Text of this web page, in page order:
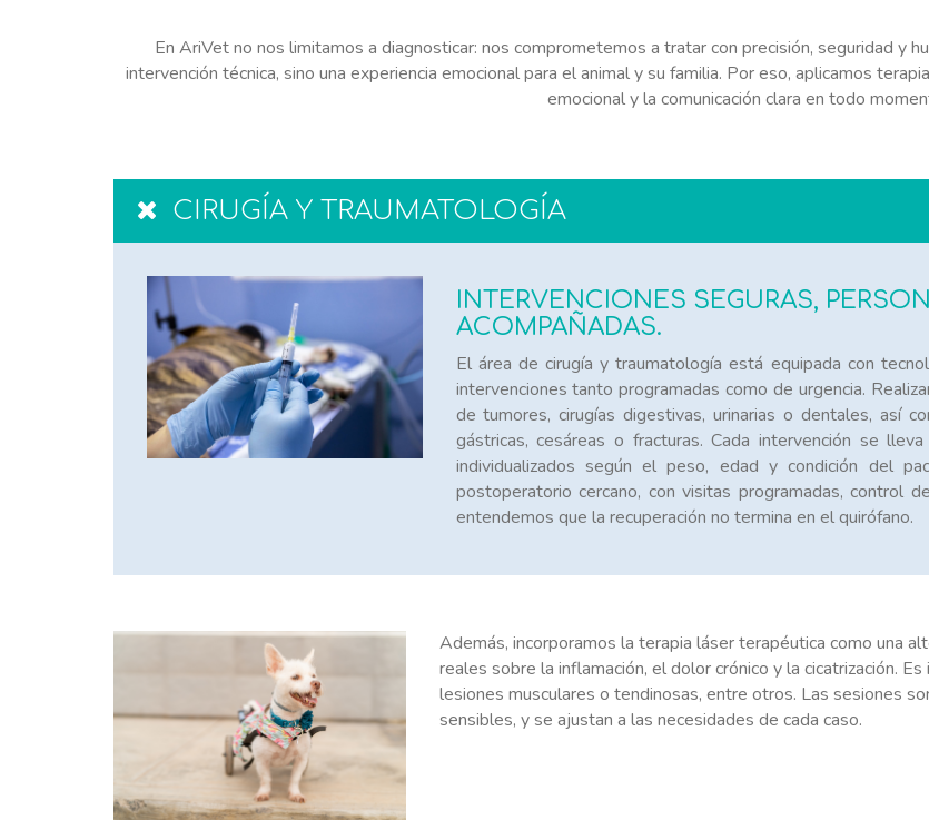
En AriVet no nos limitamos a diagnosticar: nos comprometemos a tratar con precisión, seguridad y
intervención técnica, sino una experiencia emocional para el animal y su familia. Por eso, aplicamos
emocional y la comunicación clara en todo
CIRUGÍA Y TRAUMATOLOGÍA
INTERVENCIONES SEGURAS,
ACOMPAÑADAS.
El área de cirugía y traumatología está equipada con
intervenciones tanto programadas como de urgencia.
de tumores, cirugías digestivas, urinarias o dentales, así
gástricas, cesáreas o fracturas. Cada intervención se
individualizados según el peso, edad y condición del
postoperatorio cercano, con visitas programadas, control
entendemos que la recuperación no termina en el quirófano.
Además, incorporamos la terapia láser terapéutica como una
reales sobre la inflamación, el dolor crónico y la cicatrización.
lesiones musculares o tendinosas, entre otros. Las sesiones
sensibles, y se ajustan a las necesidades de cada caso.